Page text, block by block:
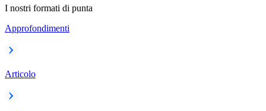
I nostri formati di punta
Approfondimenti
Articolo